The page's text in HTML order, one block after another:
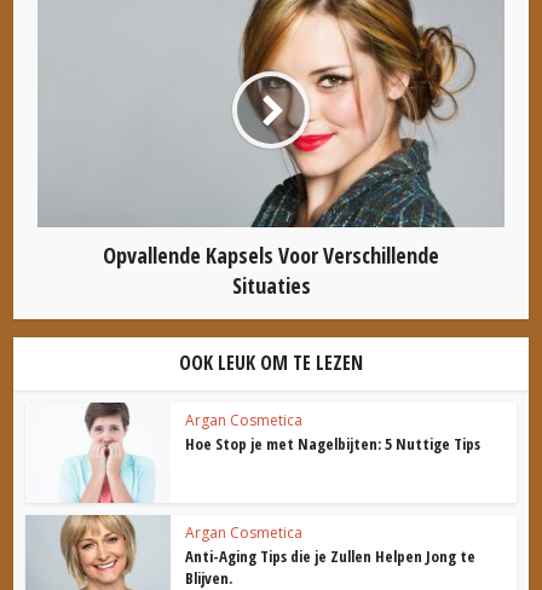
Opvallende Kapsels Voor Verschillende
Situaties
OOK LEUK OM TE LEZEN
Argan Cosmetica
Hoe Stop je met Nagelbijten: 5 Nuttige Tips
Argan Cosmetica
Anti-Aging Tips die je Zullen Helpen Jong te
Blijven.